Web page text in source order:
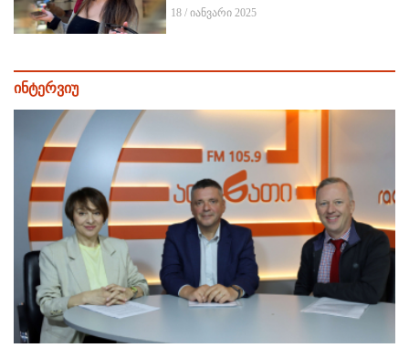
18 / იანვარი 2025
ინტერვიუ